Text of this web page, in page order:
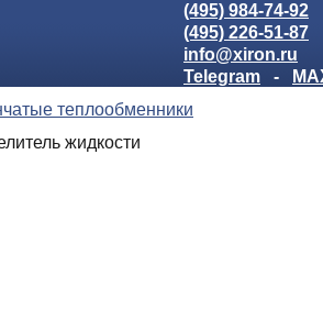
(495) 984-74-92
(495) 226-51-87
info@xiron.ru
Telegram
-
теплообменники
жидкости